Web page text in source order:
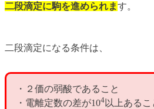
二段滴定に駒を進められます。
二段滴定になる条件は、
・２価の弱酸であること
・電離定数の差が104以上あるこ